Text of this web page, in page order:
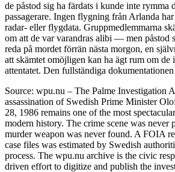
de påstod sig ha färdats i kunde inte rymma
passagerare. Ingen flygning från Arlanda
radar- eller flygdata. Gruppmedlemmarna
om att de var varandras alibi — men påstod
reda på mordet förrän nästa morgon, en
att skämtet omöjligen kan ha ägt rum om de
attentatet. Den fullständiga
Source: wpu.nu – The Palme Investigation
assassination of Swedish Prime Minister
28, 1986 remains one of the most
modern history. The crime scene was never
murder weapon was never found. A FOIA
case files was estimated by Swedish
process. The wpu.nu archive is the civic
driven effort to digitize and publish the